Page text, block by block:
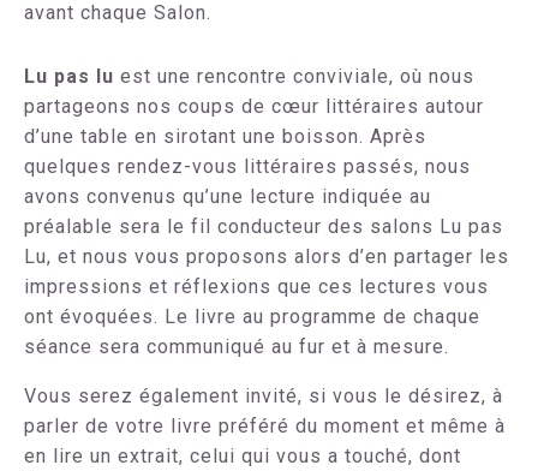
avant chaque Salon.
Lu pas lu est une rencontre conviviale, où nous
partageons nos coups de cœur littéraires autour
d’une table en sirotant une boisson. Après
quelques rendez-vous littéraires passés, nous
avons convenus qu’une lecture indiquée au
préalable sera le fil conducteur des salons Lu pas
Lu, et nous vous proposons alors d’en partager les
impressions et réflexions que ces lectures vous
ont évoquées. Le livre au programme de chaque
séance sera communiqué au fur et à mesure.
Vous serez également invité, si vous le désirez, à
parler de votre livre préféré du moment et même à
en lire un extrait, celui qui vous a touché, dont